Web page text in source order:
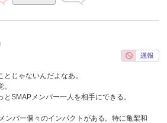
じゃないんだよなあ。
とSMAPメンバー一人を相手にできる。
ンバー個々のインパクトがある。特に亀梨和